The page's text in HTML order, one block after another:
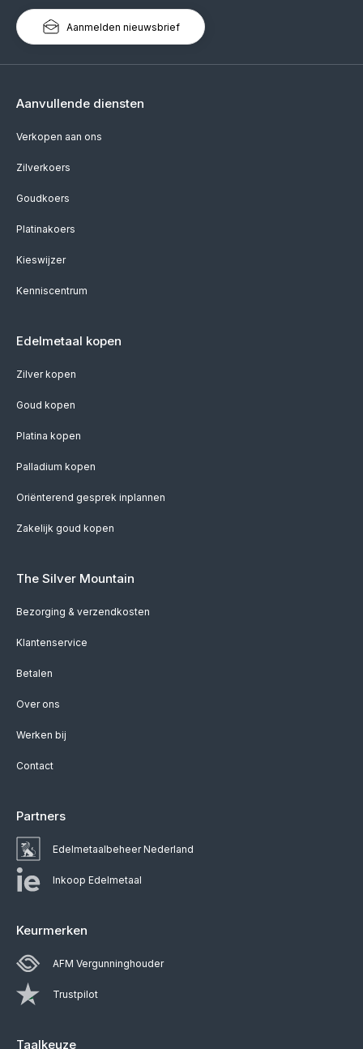
Aanmelden nieuwsbrief
Aanvullende diensten
Verkopen aan ons
Zilverkoers
Goudkoers
Platinakoers
Kieswijzer
Kenniscentrum
Edelmetaal kopen
Zilver kopen
Goud kopen
Platina kopen
Palladium kopen
Oriënterend gesprek inplannen
Zakelijk goud kopen
The Silver Mountain
Bezorging & verzendkosten
Klantenservice
Betalen
Over ons
Werken bij
Contact
Partners
Edelmetaalbeheer Nederland
Inkoop Edelmetaal
Keurmerken
AFM Vergunninghouder
Trustpilot
Taalkeuze